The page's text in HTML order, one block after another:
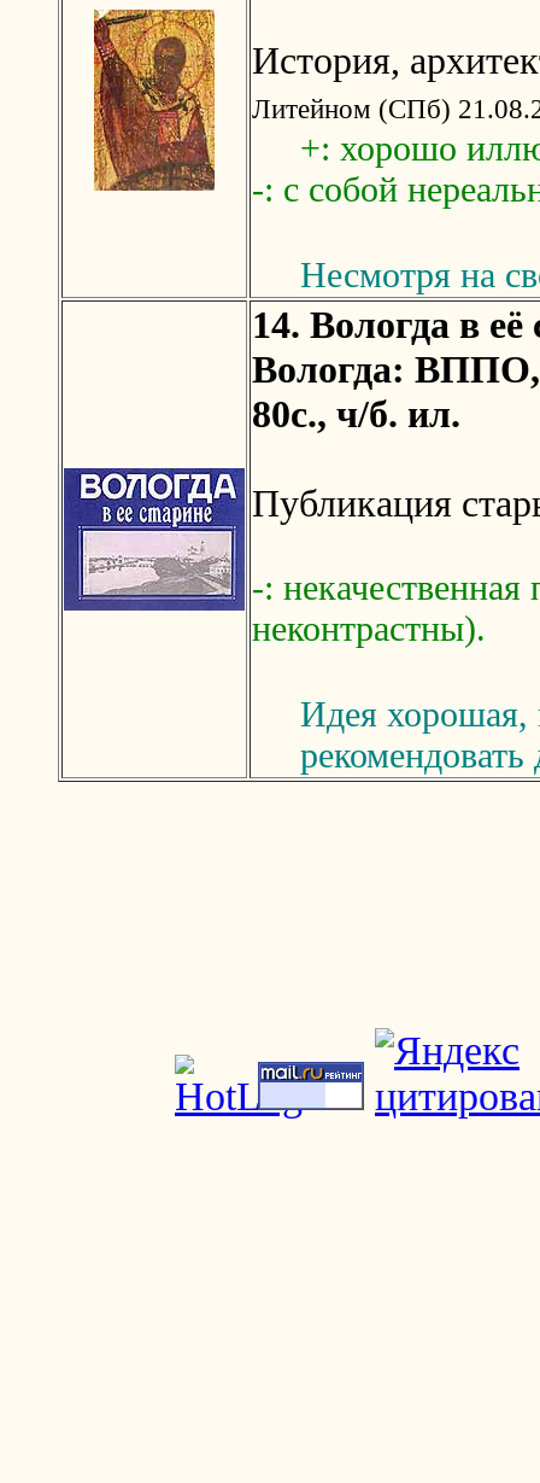
История,
Литейном (СПб)
+: хорошо
-: с собой
Несмотря на
14. Вологда в
Вологда: ВППО,
80с., ч/б. ил.
Публикация
-: некачественная
неконтрастны).
Идея хорошая,